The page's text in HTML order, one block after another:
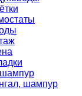
шампур
шампур